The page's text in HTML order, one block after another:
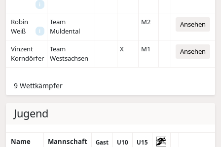
i
Robin
Weiß
i
Team
Muldental
M2 Ansehen
Vinzent
Korndörfer
Team
Westsachsen
X M1 Ansehen
9 Wettkämpfer
Jugend
Name Mannschaft Gast U10 U15